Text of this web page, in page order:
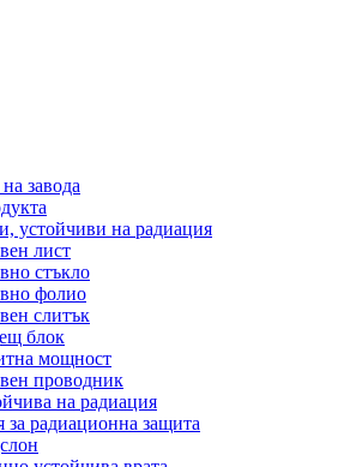
завода
устойчиви на радиация
лист
стъкло
фолио
слитък
блок
мощност
проводник
на радиация
за радиационна защита